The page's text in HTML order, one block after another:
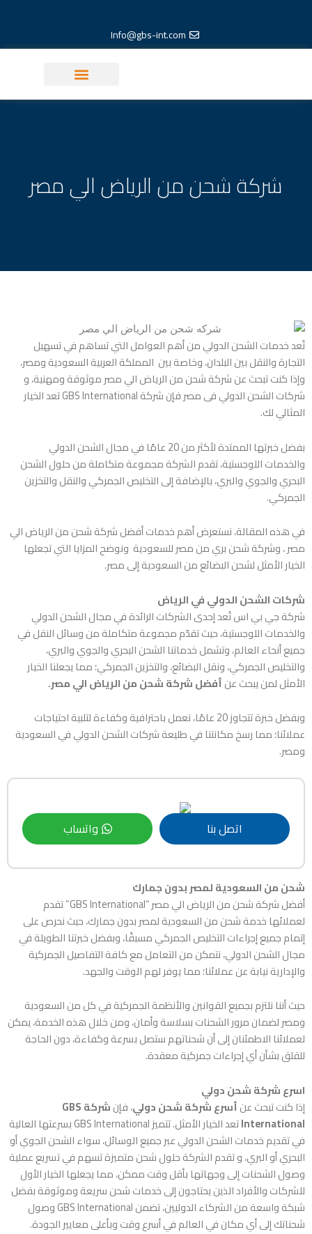
Info@gbs-int.com
شركة شحن من الرياض الي مصر
تُعد خدمات الشحن الدولي من أهم العوامل التي تساهم في تسهيل
التجارة والنقل بين البلدان، وخاصة بين المملكة العربية السعودية ومصر،
وإذا كنت تبحث عن شركة شحن من الرياض الي مصر موثوقة ومهنية، و
شركات الشحن الدولي فى مصر
فإن شركة GBS International تعد الخيار
المثالي لك.
بفضل خبرتها الممتدة لأكثر من 20 عامًا في مجال الشحن الدولي
والخدمات اللوجستية، تقدم الشركة مجموعة متكاملة من حلول الشحن
البحري والجوي والبري، بالإضافة إلى التخليص الجمركي والنقل والتخزين
الجمركي.
في هذه المقالة، نستعرض أهم خدمات أفضل شركة شحن من الرياض الي
مصر ، وشركة شحن بري من مصر للسعودية ونوضح المزايا التي تجعلها
الخيار الأمثل لشحن البضائع من السعودية إلى مصر.
شركات الشحن الدولي في الرياض
شركة جي بي اس تُعد إحدى الشركات الرائدة في مجال الشحن الدولي
والخدمات اللوجستية، حيث تقدّم مجموعة متكاملة من وسائل النقل في
جميع أنحاء العالم، وتشمل خدماتنا الشحن البحري والجوي والبري،
والتخليص الجمركي، ونقل البضائع، والتخزين الجمركي؛ مما يجعلنا الخيار
الأمثل لمن يبحث عنأفضل شركة شحن من الرياض الي مصر.
وبفضل خبرة تتجاوز 20 عامًا، نعمل باحترافية وكفاءة لتلبية احتياجات
عملائنا؛ مما رسخ مكانتنا في طليعة شركات الشحن الدولي في السعودية
ومصر.
اتصل بنا واتساب
شحن من السعودية لمصر بدون جمارك
أفضل شركة شحن من الرياض الي مصر “GBS International” تقدم
لعملائها خدمة شحن من السعودية لمصر بدون جمارك، حيث نحرص على
إتمام جميع إجراءات التخليص الجمركي مسبقًا، وبفضل خبرتنا الطويلة في
مجال الشحن الدولي، نتمكن من التعامل مع كافة التفاصيل الجمركية
والإدارية نيابة عن عملائنا؛ مما يوفر لهم الوقت والجهد.
حيث أننا نلتزم بجميع القوانين والأنظمة الجمركية في كل من السعودية
ومصر لضمان مرور الشحنات بسلاسة وأمان، ومن خلال هذه الخدمة، يمكن
لعملائنا الاطمئنان إلى أن شحناتهم ستصل بسرعة وكفاءة، دون الحاجة
للقلق بشأن أي إجراءات جمركية معقدة.
اسرع شركة شحن دولي
إذا كنت تبحث عنأسرع شركة شحن دولي، فإن
شركة GBS
International
تعد الخيار الأمثل. تتميز GBS International بسرعتها العالية
في تقديم خدمات الشحن الدولي عبر جميع الوسائل، سواء الشحن الجوي أو
البحري أو البري، و تقدم الشركة حلول شحن متميزة تسهم في تسريع عملية
وصول الشحنات إلى وجهاتها بأقل وقت ممكن، مما يجعلها الخيار الأول
للشركات والأفراد الذين يحتاجون إلى خدمات شحن سريعة وموثوقة بفضل
شبكة واسعة من الشركاء الدوليين، تضمن GBS International وصول
شحناتك إلى أي مكان في العالم في أسرع وقت وبأعلى معايير الجودة.